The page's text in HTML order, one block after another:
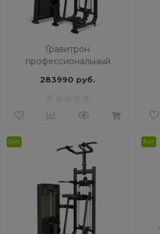
Гравитрон
профессиональный
283990 руб.
Хит Хит